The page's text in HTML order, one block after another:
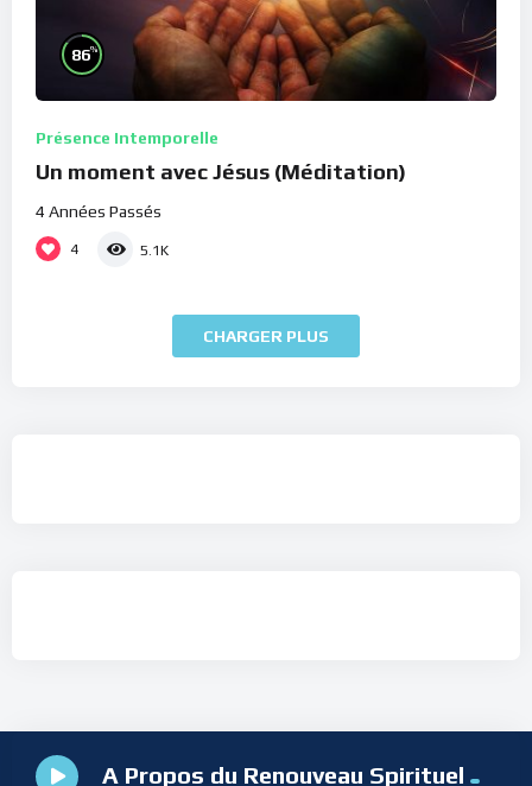
86%
Présence Intemporelle
Un moment avec Jésus (Méditation)
4 Années Passés
4 5.1K
CHARGER PLUS
A Propos du Renouveau Spirituel